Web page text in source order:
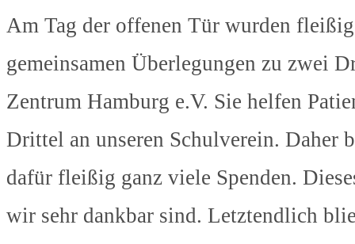
Am Tag der offenen Tür wurden
gemeinsamen Überlegungen zu zwei
Zentrum Hamburg e.V. Sie helfen
Drittel an unseren Schulverein. Daher
dafür fleißig ganz viele Spenden.
wir sehr dankbar sind. Letztendlich